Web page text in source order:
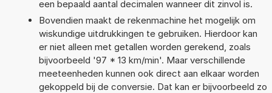
een bepaald aantal decimalen wanneer dit zinvol is.
Bovendien maakt de rekenmachine het mogelijk om
wiskundige uitdrukkingen te gebruiken. Hierdoor kan
er niet alleen met getallen worden gerekend, zoals
bijvoorbeeld '97 * 13 km/min'. Maar verschillende
meeteenheden kunnen ook direct aan elkaar worden
gekoppeld bij de conversie. Dat kan er bijvoorbeeld zo